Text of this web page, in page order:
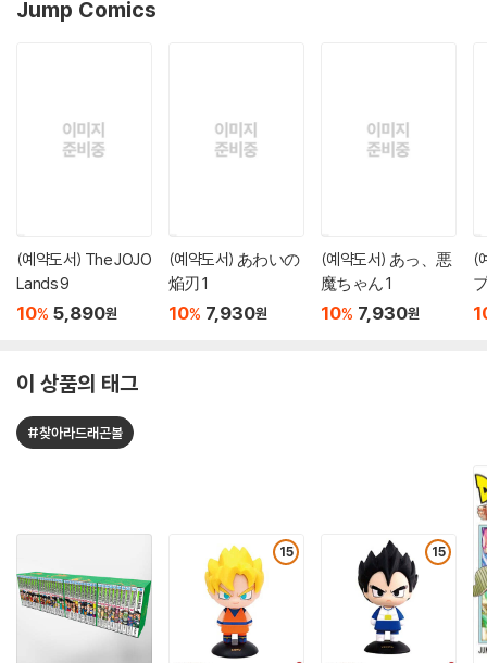
Jump Comics
(예약도서) The JOJO
Lands 9
10% 5,890원
(예약도서) あわいの
焔刃 1
10% 7,930원
(예약도서) あっ、悪
魔ちゃん 1
10% 7,930원
(
이 상품의 태그
#찾아라드래곤볼
15 15